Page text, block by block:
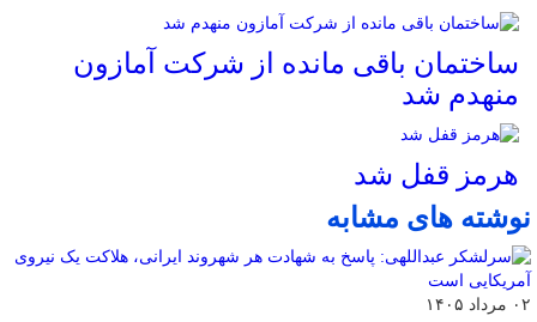
ساختمان باقی مانده از شرکت آمازون
منهدم شد
هرمز قفل شد
نوشته های مشابه
۰۲ مرداد ۱۴۰۵